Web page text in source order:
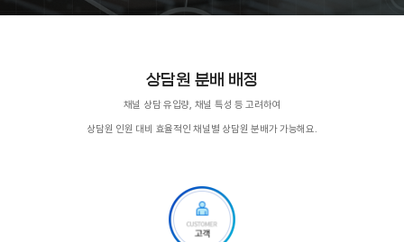
상담원 분배 배정
채널 상담 유입량, 채널 특성 등 고려하여
상담원 인원 대비 효율적인 채널별 상담원 분배가 가능해요.